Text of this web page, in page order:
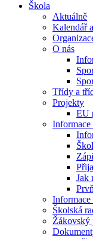
Škola
Aktuálně
Kalendář
O nás
Třídy a
Projekty
EU
Informace
Jak
Školská
Žákovský